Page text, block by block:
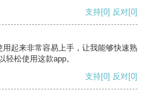
支持[0] 反对[0]
起来非常容易上手，让我能够快速熟
轻松使用这款app。
支持[0] 反对[0]